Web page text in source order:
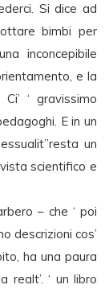
Si dice ad
bimbi per
inconcepibile
e la
‘ gravissimo
E in un
un
scientifico e
– che ‘ poi
descrizioni cos’
ha una paura
realt’. ‘ un libro